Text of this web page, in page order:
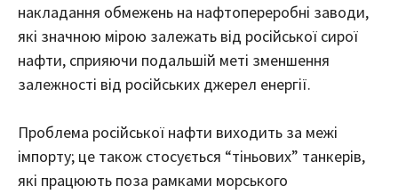
накладання обмежень на нафтопереробні заводи,
які значною мірою залежать від російської сирої
нафти, сприяючи подальшій меті зменшення
залежності від російських джерел енергії.
Проблема російської нафти виходить за межі
імпорту; це також стосується “тіньових” танкерів,
які працюють поза рамками морського